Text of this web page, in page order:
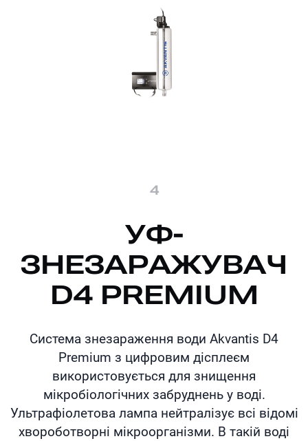
4
УФ-
ЗНЕЗАРАЖУВАЧ
D4 PREMIUM
Система знезараження води Akvantis D4
Premium з цифровим дісплеєм
використовується для знищення
мікробіологічних забруднень у воді.
Ультрафіолетова лампа нейтралізує всі відомі
хвороботворні мікроорганізми. В такій воді